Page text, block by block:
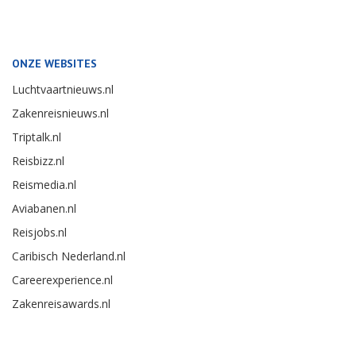
ONZE WEBSITES
Luchtvaartnieuws.nl
Zakenreisnieuws.nl
Triptalk.nl
Reisbizz.nl
Reismedia.nl
Aviabanen.nl
Reisjobs.nl
Caribisch Nederland.nl
Careerexperience.nl
Zakenreisawards.nl